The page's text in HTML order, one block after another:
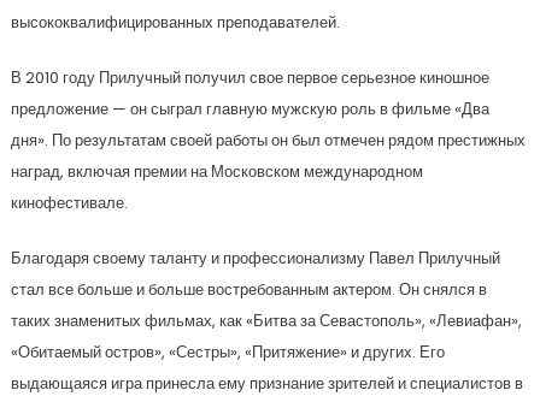
высококвалифицированных преподавателей.
В 2010 году Прилучный получил свое первое серьезное киношное
предложение — он сыграл главную мужскую роль в фильме «Два
дня». По результатам своей работы он был отмечен рядом престижных
наград, включая премии на Московском международном
кинофестивале.
Благодаря своему таланту и профессионализму Павел Прилучный
стал все больше и больше востребованным актером. Он снялся в
таких знаменитых фильмах, как «Битва за Севастополь», «Левиафан»,
«Обитаемый остров», «Сестры», «Притяжение» и других. Его
выдающаяся игра принесла ему признание зрителей и специалистов в